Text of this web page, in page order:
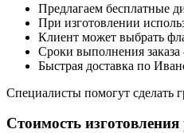
Предлагаем бесплатные
При изготовлении
Клиент может выбрать
Сроки выполнения заказа
Быстрая доставка по
Специалисты помогут сделать
Стоимость